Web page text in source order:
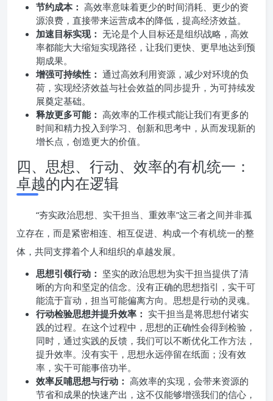
节约成本： 高效率意味着更少的时间消耗、更少的资
源浪费，直接带来运营成本的降低，提高经济效益。
加速目标实现： 无论是个人目标还是组织战略，高效
率都能大大缩短实现路径，让我们更快、更早地达到预
期成果。
增强可持续性： 通过高效利用资源，减少对环境的负
荷，实现经济效益与社会效益的同步提升，为可持续发
展奠定基础。
释放更多可能： 高效率的工作模式能让我们有更多的
时间和精力投入到学习、创新和思考中，从而发现新的
增长点，创造更大的价值。
四、思想、行动、效率的有机统一：
卓越的内在逻辑
“夯实政治思想、实干担当、重效率”这三者之间并非孤
立存在，而是紧密相连、相互促进、构成一个有机统一的整
体，共同支撑着个人和组织的卓越发展。
思想引领行动： 坚实的政治思想为实干担当提供了清
晰的方向和坚定的信念。没有正确的思想指引，实干可
能流于盲动，担当可能偏离方向。思想是行动的灵魂。
行动检验思想并提升效率： 实干担当是将思想付诸实
践的过程。在这个过程中，思想的正确性会得到检验，
同时，通过实践的反馈，我们可以不断优化工作方法，
提升效率。没有实干，思想永远停留在纸面；没有效
率，实干可能事倍功半。
效率反哺思想与行动： 高效率的实现，会带来资源的
节省和成果的快速产出，这不仅能够增强我们的信心，